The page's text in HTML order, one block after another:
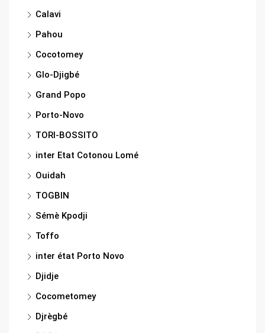
Calavi
Pahou
Cocotomey
Glo-Djigbé
Grand Popo
Porto-Novo
TORI-BOSSITO
inter Etat Cotonou Lomé
Ouidah
TOGBIN
Sémè Kpodji
Toffo
inter état Porto Novo
Djidje
Cocometomey
Djrègbé